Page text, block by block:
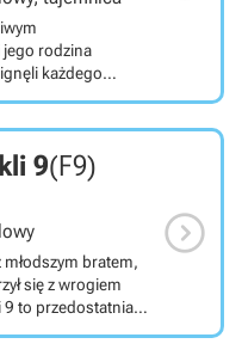
rodzina
każdego
które jest
zdeterminowane,
- i wszystkich -
9(F9)
bratem,
się z wrogiem
